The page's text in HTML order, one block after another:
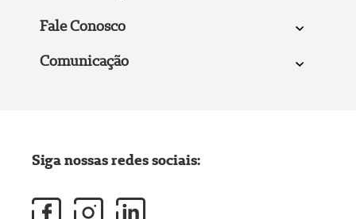
Fale Conosco
Comunicação
Siga nossas redes sociais: